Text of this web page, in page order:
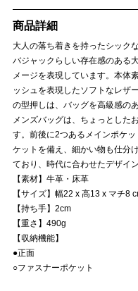
商品詳細
大人の落ち着きを持ったシック
バジャックらしい存在感のある
メージを表現しています。本体
ッシュを表現したソフトなレザ
の型押しは、バッグを高級感の
メンズバッグは、ちょっとした
す。前後に2つあるメインポケ
ケットを備え、細かい物も仕分
ており、時代に合わせたデザイ
【素材】牛革・床革
【サイズ】幅22 x 高13 x マチ8
【持ち手】2cm
【重さ】490g
【収納機能】
●正面
○ファスナーポケット